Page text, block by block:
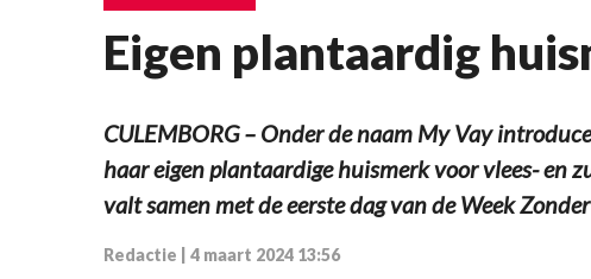
Eigen plantaardig
CULEMBORG – Onder de naam My Vay
haar eigen plantaardige huismerk voor vlees- en
valt samen met de eerste dag van de Week
Redactie 4 maart 2024 13:56